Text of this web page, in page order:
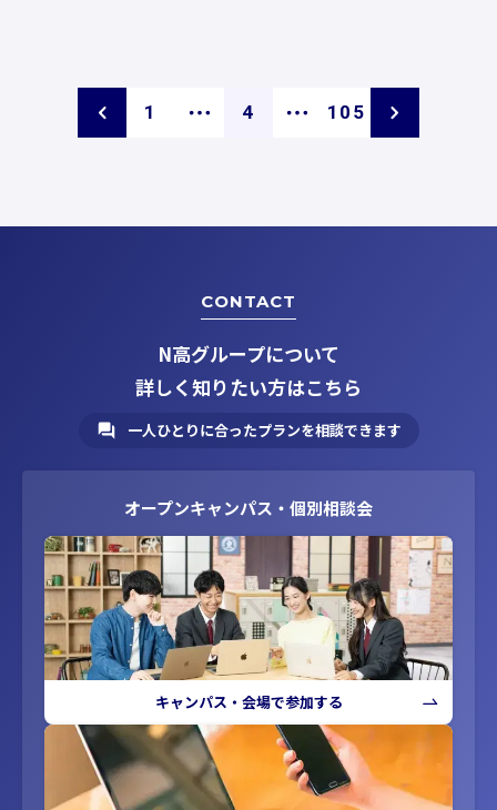
1
ジ
4
ー
105
ー
CONTACT
N高グループについて
詳しく知りたい方はこちら
一人ひとりに合ったプランを相談できます
オープンキャンパス・個別相談会
キャンパス・会場で参加する